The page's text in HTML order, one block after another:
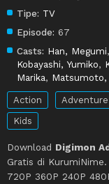
Tipe: TV
Episode: 67
Casts: Han, Megumi,
Kobayashi, Yumiko,
Marika, Matsumoto,
Action Adventure
Kids
Download Digimon
Gratis di
720P 360P 240P